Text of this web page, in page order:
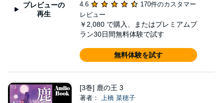
プレビューの
再生
4.6
170件のカスタマー
レビュー
￥2,080 で購入、またはプレミアムプ
ラン30日間無料体験で試す
無料体験を試す
[3巻] 鹿の王 3
著者： 上橋 菜穂子